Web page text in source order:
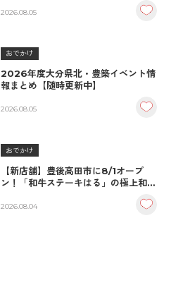
2026.08.05
おでかけ
2026年度大分県北・豊築イベント情
報まとめ【随時更新中】
2026.08.05
おでかけ
【新店舗】豊後高田市に8/1オープ
ン！「和牛ステーキはる」の極上和牛
2026.08.04